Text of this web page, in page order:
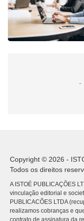
Copyright © 2026 -
Todos os direitos
A ISTOÉ PUBLICAÇÕES
vinculação editorial e
PUBLICACÕES LTDA
realizamos cobranças e
contrato de assinatura da